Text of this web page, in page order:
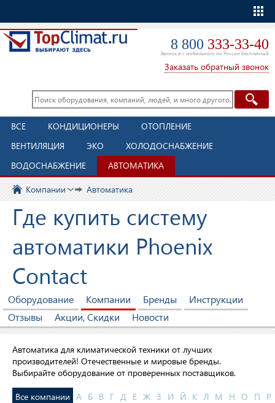
8 800 333-33-40
Звонок и с мобильного по России бесплатный
Заказать обратный звонок
ВСЕ КОНДИЦИОНЕРЫ
ОТОПЛЕНИЕ
ВЕНТИЛЯЦИЯ
ЭКО
ХОЛОДОСНАБЖЕНИЕ
ВОДОСНАБЖЕНИЕ
АВТОМАТИКА
Компании Автоматика
Где купить систему
автоматики Phoenix
Contact
Оборудование Компании Бренды
Инструкции
Отзывы
Акции, Скидки Новости
Автоматика для климатической техники от лучших
производителей! Отечественные и мировые бренды.
Выбирайте оборудование от проверенных поставщиков.
Все компании А Б В Г Д Е Ж З И Й К Л М Н О П
Р